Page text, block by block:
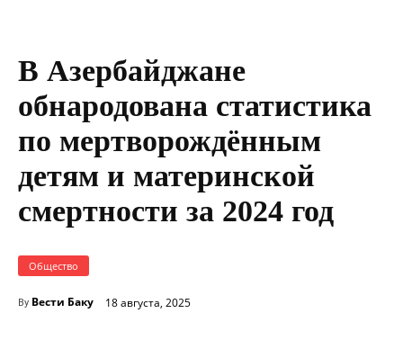
В Азербайджане
обнародована статистика
по мертворождённым
детям и материнской
смертности за 2024 год
Общество
By Вести Баку 18 августа, 2025